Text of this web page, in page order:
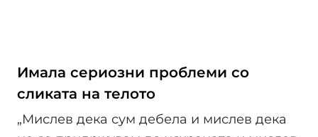
Имала сериозни проблеми со
сликата на телото
„Мислев дека сум дебела и мислев дека